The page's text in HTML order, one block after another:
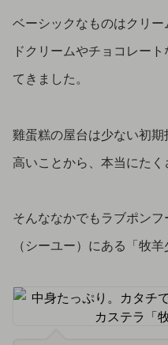
ベーシックなものはクリ
ドクリームやチョコレー
てきました。
雞蛋糕の屋台は少ない初
高いことから、本当にたく
そんななかでもラブポン
（シーユー）にある「牧